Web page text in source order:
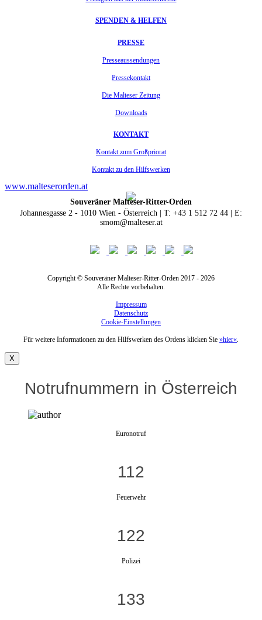
SPENDEN & HELFEN
PRESSE
Presseaussendungen
Pressekontakt
Die Malteser Zeitung
Downloads
KONTAKT
Kontakt zum Großpriorat
Kontakt zu den Hilfswerken
www.malteserorden.at
Souveräner Malteser-Ritter-Orden
Johannesgasse 2 - 1010 Wien - Österreich | T: +43 1 512 72 44 | E:
smom@malteser.at
Copyright © Souveräner Malteser-Ritter-Orden 2017 - 2026
Alle Rechte vorbehalten.
Impressum
Datenschutz
Cookie-Einstellungen
Für weitere Informationen zu den Hilfswerken des Ordens klicken Sie »hier«.
X
Notrufnummern in Österreich
Euronotruf
112
Feuerwehr
122
Polizei
133